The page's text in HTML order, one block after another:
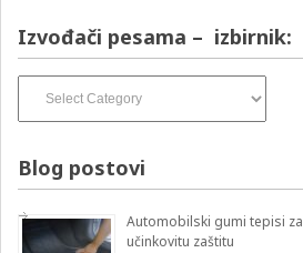
Izvođači pesama – izbirnik:
pesama
Blog postovi
Automobilski gumi tepisi za
učinkovitu zaštitu